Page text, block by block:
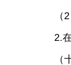
（2
2.
（